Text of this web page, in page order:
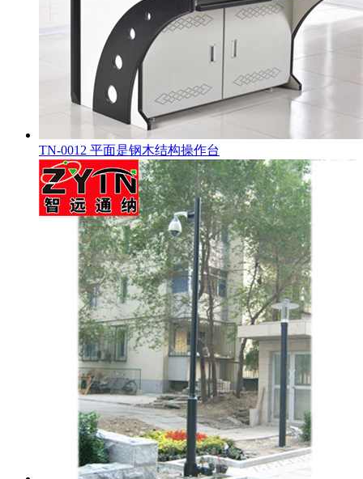
TN-0012 平面是钢木结构操作台